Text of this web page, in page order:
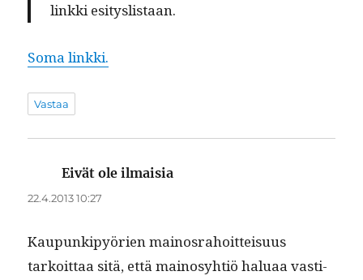
link­ki esityslistaan.
Soma link­ki.
Vastaa
Eivät ole ilmaisia
22.4.2013 10:27
Kaupunkipyörien main­os­ra­hoit­teisu­us
tarkoit­taa sitä, että main­osy­htiö halu­aa vasti­